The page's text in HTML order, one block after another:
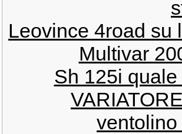
Leovince 4road su
Multivar
Sh 125i